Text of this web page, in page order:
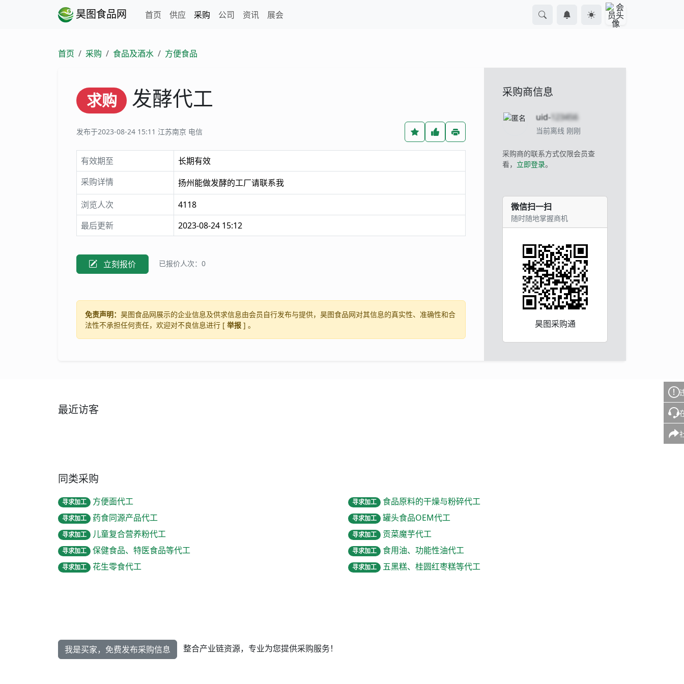
昊图食品网 首页 供应 采购 公司 资讯 展会
首页 采购 食品及酒水 方便食品
求购 发酵代工
发布于2023-08-24 15:11 江苏南京 电信
有效期至
长期有效
采购详情
扬州能做发酵的工厂请联系我
浏览人次
4118
最后更新
2023-08-24 15:12
立刻报价 已报价人次：0
免责声明： 昊图食品网展示的企业信息及供求信息由会员自行发布与提供，昊图食品网对其信息的真实性、准确性和合
法性不承担任何责任，欢迎对不良信息进行 [ 举报 ] 。
采购商信息
uid-123456
当前离线 刚刚
采购商的联系方式仅限会员查
看， 立即登录。
微信扫一扫
随时随地掌握商机
昊图采购通
最近访客
同类采购
寻求加工 方便面代工 寻求加工 食品原料的干燥与粉碎代工
寻求加工 药食同源产品代工 寻求加工 罐头食品OEM代工
寻求加工 儿童复合营养粉代工 寻求加工 贡菜魔芋代工
寻求加工 保健食品、特医食品等代工 寻求加工 食用油、功能性油代工
寻求加工 花生零食代工 寻求加工 五黑糕、桂圆红枣糕等代工
我是买家，免费发布采购信息 整合产业链资源，专业为您提供采购服务！